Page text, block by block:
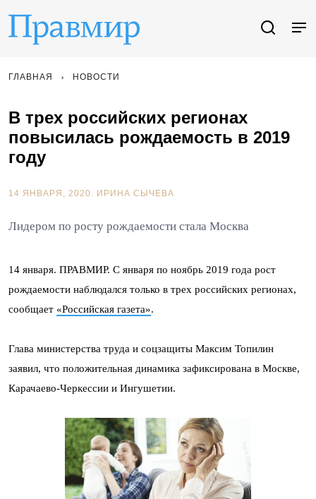
ГЛАВНАЯ НОВОСТИ
В трех российских регионах
повысилась рождаемость в 2019
году
14 ЯНВАРЯ, 2020. ИРИНА СЫЧЕВА
Лидером по росту рождаемости стала Москва
14 января. ПРАВМИР. С января по ноябрь 2019 года рост
рождаемости наблюдался только в трех российских регионах,
сообщает «Российская газета».
Глава министерства труда и соцзащиты Максим Топилин
заявил, что положительная динамика зафиксирована в Москве,
Карачаево-Черкессии и Ингушетии.